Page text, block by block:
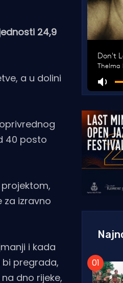
24,9
a u dolini
40 posto
za izravno
i kada
bi pregrada,
dno rijeke,